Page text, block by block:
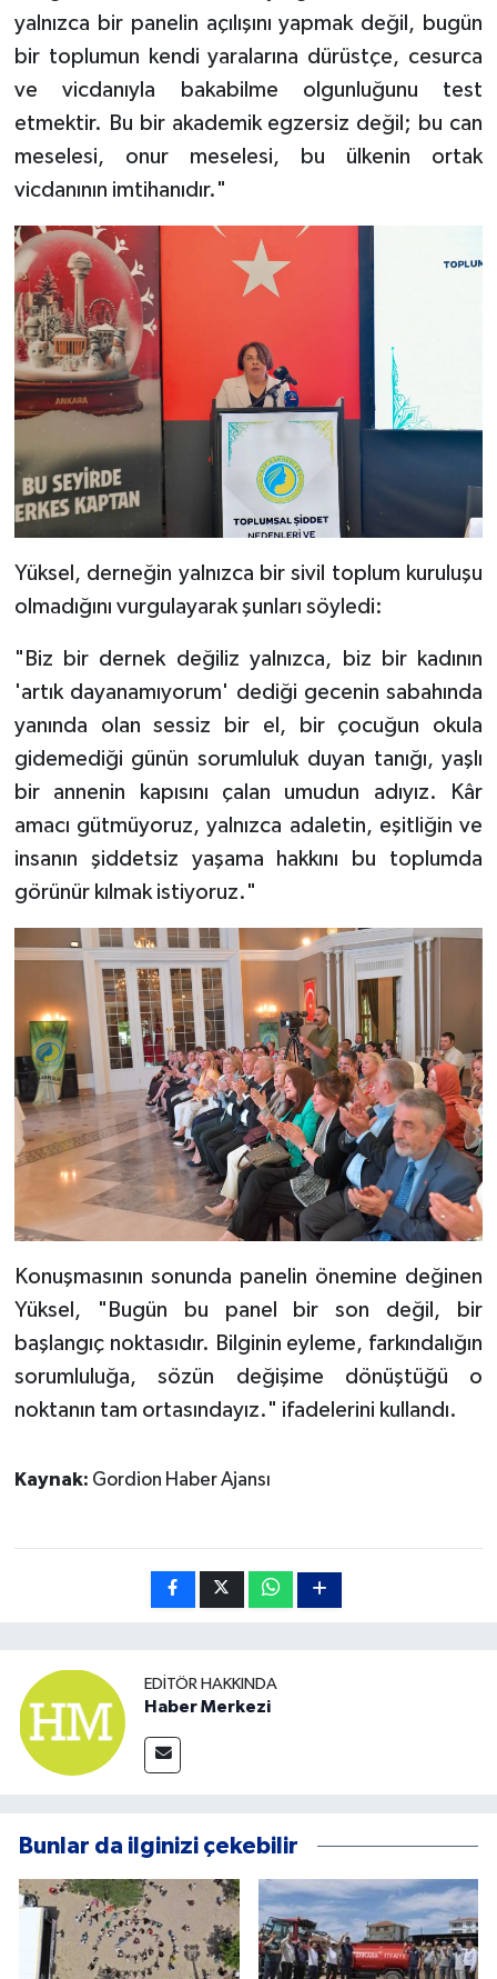
yalnızca bir panelin açılışını yapmak değil, bugün
bir toplumun kendi yaralarına dürüstçe, cesurca
ve vicdanıyla bakabilme olgunluğunu test
etmektir. Bu bir akademik egzersiz değil; bu can
meselesi, onur meselesi, bu ülkenin ortak
vicdanının imtihanıdır."
Yüksel, derneğin yalnızca bir sivil toplum kuruluşu
olmadığını vurgulayarak şunları söyledi:
"Biz bir dernek değiliz yalnızca, biz bir kadının
'artık dayanamıyorum' dediği gecenin sabahında
yanında olan sessiz bir el, bir çocuğun okula
gidemediği günün sorumluluk duyan tanığı, yaşlı
bir annenin kapısını çalan umudun adıyız. Kâr
amacı gütmüyoruz, yalnızca adaletin, eşitliğin ve
insanın şiddetsiz yaşama hakkını bu toplumda
görünür kılmak istiyoruz."
Konuşmasının sonunda panelin önemine değinen
Yüksel, "Bugün bu panel bir son değil, bir
başlangıç noktasıdır. Bilginin eyleme, farkındalığın
sorumluluğa, sözün değişime dönüştüğü o
noktanın tam ortasındayız." ifadelerini kullandı.
Kaynak: Gordion Haber Ajansı
EDITÖR HAKKINDA
Haber Merkezi
Bunlar da ilginizi çekebilir